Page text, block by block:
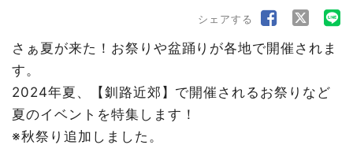
シェアする
さぁ夏が来た！お祭りや盆踊りが各地で開催されま
す。
2024年夏、【釧路近郊】で開催されるお祭りなど
夏のイベントを特集します！
※秋祭り追加しました。